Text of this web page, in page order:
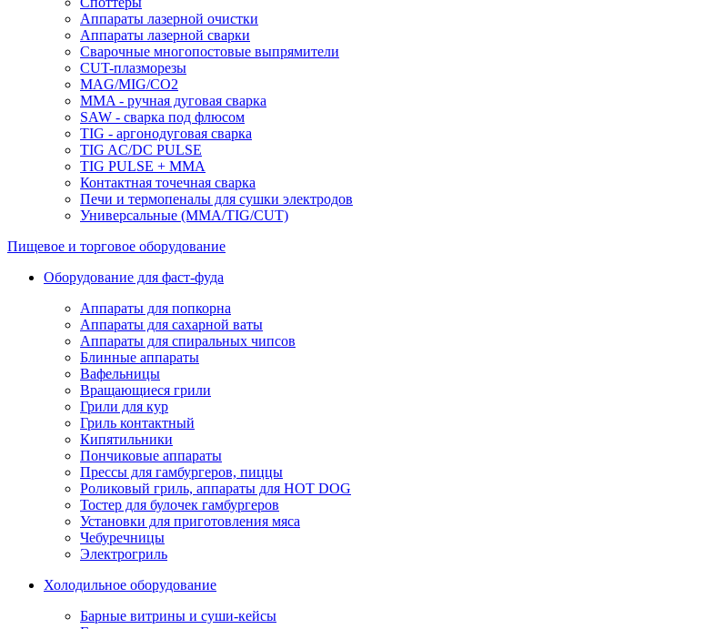
Аппараты лазерной очистки
Аппараты лазерной сварки
Сварочные многопостовые выпрямители
CUT-плазморезы
MAG/MIG/CO2
MMA - ручная дуговая сварка
SAW - сварка под флюсом
TIG - аргонодуговая сварка
TIG AC/DC PULSE
TIG PULSE + MMA
Контактная точечная сварка
Печи и термопеналы для сушки электродов
Универсальные (MMA/TIG/CUT)
Пищевое и торговое оборудование
Оборудование для фаст-фуда
Аппараты для попкорна
Аппараты для сахарной ваты
Аппараты для спиральных чипсов
Блинные аппараты
Вафельницы
Вращающиеся грили
Грили для кур
Гриль контактный
Кипятильники
Пончиковые аппараты
Прессы для гамбургеров, пиццы
Роликовый гриль, аппараты для HOT DOG
Тостер для булочек гамбургеров
Установки для приготовления мяса
Чебуречницы
Электрогриль
Холодильное оборудование
Барные витрины и суши-кейсы